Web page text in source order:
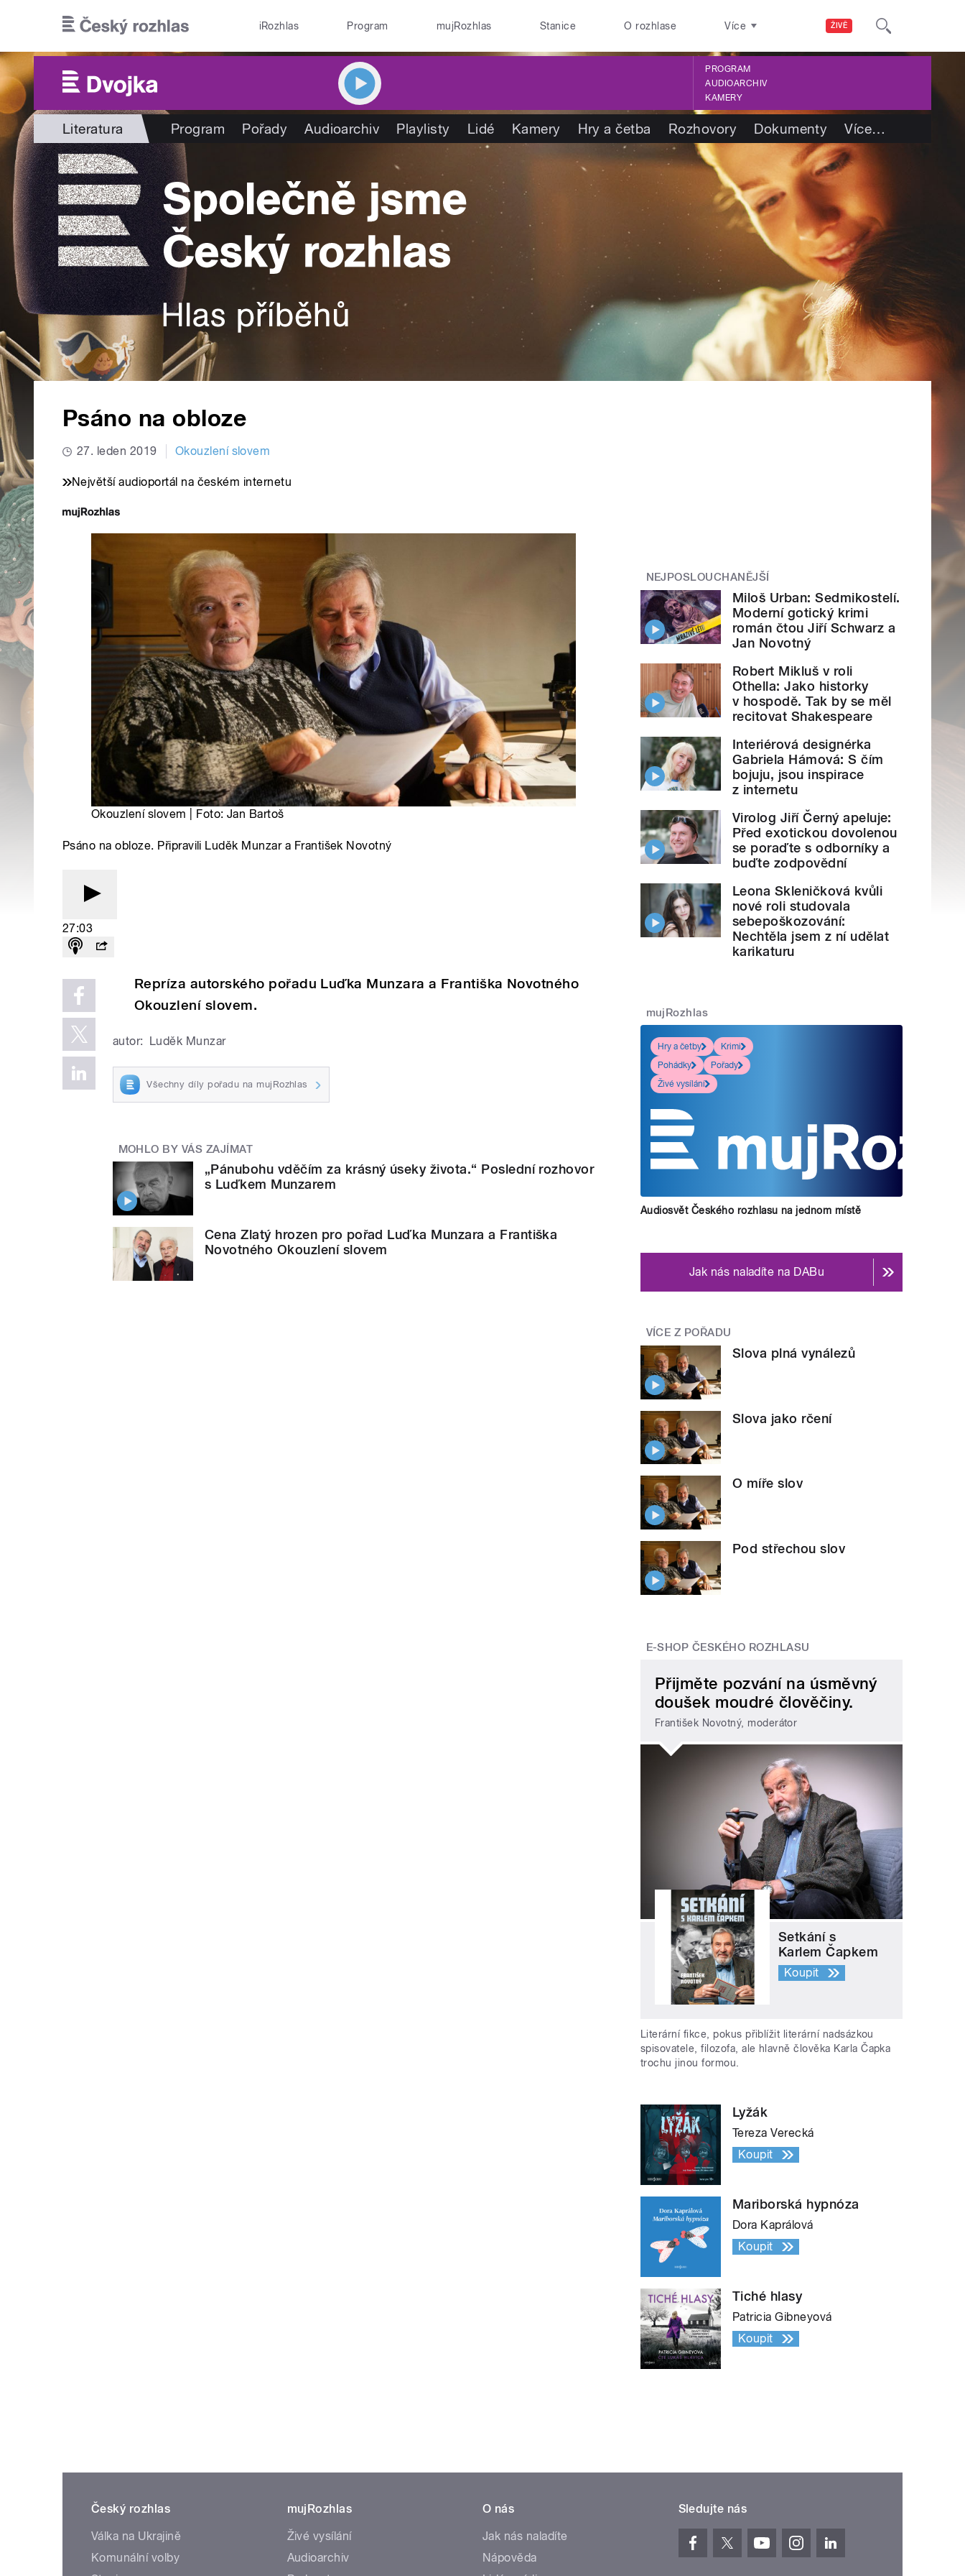
ŽIVĚ
iRozhlas Program mujRozhlas Stanice O rozhlase Více
PROGRAM
AUDIOARCHIV
KAMERY
Literatura Program Pořady Audioarchiv Playlisty Lidé Kamery Hry a četba Rozhovory Dokumenty Více…
Psáno na obloze
27. leden 2019 Okouzlení slovem
Největší audioportál na českém internetu
Okouzlení slovem | Foto: Jan Bartoš
Psáno na obloze. Připravili Luděk Munzar a František Novotný
27:03
Repríza autorského pořadu Luďka Munzara a Františka Novotného
Okouzlení slovem.
autor: Luděk Munzar
Všechny díly pořadu na mujRozhlas
MOHLO BY VÁS ZAJÍMAT
„Pánubohu vděčím za krásný úseky života.“ Poslední rozhovor
s Luďkem Munzarem
Cena Zlatý hrozen pro pořad Luďka Munzara a Františka
Novotného Okouzlení slovem
NEJPOSLOUCHANĚJŠÍ
Miloš Urban: Sedmikostelí.
Moderní gotický krimi
román čtou Jiří Schwarz a
Jan Novotný
Robert Mikluš v roli
Othella: Jako historky
v hospodě. Tak by se měl
recitovat Shakespeare
Interiérová designérka
Gabriela Hámová: S čím
bojuju, jsou inspirace
z internetu
Virolog Jiří Černý apeluje:
Před exotickou dovolenou
se poraďte s odborníky a
buďte zodpovědní
Leona Skleničková kvůli
nové roli studovala
sebepoškozování:
Nechtěla jsem z ní udělat
karikaturu
mujRozhlas
Hry a četby
Krimi
Pohádky
Pořady
Živé vysílání
Audiosvět Českého rozhlasu na jednom místě
Jak nás naladíte na DABu
VÍCE Z POŘADU
Slova plná vynálezů
Slova jako rčení
O míře slov
Pod střechou slov
E-SHOP ČESKÉHO ROZHLASU
Přijměte pozvání na úsměvný
doušek moudré člověčiny.
František Novotný, moderátor
Setkání s
Karlem Čapkem
Koupit
Literární fikce, pokus přiblížit literární nadsázkou
spisovatele, filozofa, ale hlavně člověka Karla Čapka
trochu jinou formou.
Lyžák
Tereza Verecká
Koupit
Mariborská hypnóza
Dora Kaprálová
Koupit
Tiché hlasy
Patricia Gibneyová
Koupit
Český rozhlas
Válka na Ukrajině
Komunální volby
mujRozhlas
Živé vysílání
Audioarchiv
O nás
Jak nás naladíte
Nápověda
Sledujte nás